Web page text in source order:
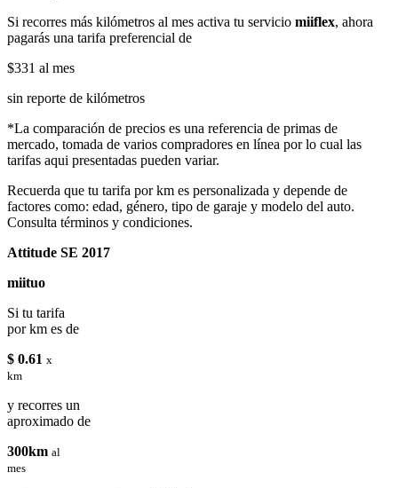
Si recorres más kilómetros al mes activa tu servicio miiflex, ahora
pagarás una tarifa preferencial de
$331 al mes
sin reporte de kilómetros
*La comparación de precios es una referencia de primas de
mercado, tomada de varios compradores en línea por lo cual las
tarifas aqui presentadas pueden variar.
Recuerda que tu tarifa por km es personalizada y depende de
factores como: edad, género, tipo de garaje y modelo del auto.
Consulta términos y condiciones.
Attitude SE 2017
miituo
Si tu tarifa
por km es de
$ 0.61 x
km
y recorres un
aproximado de
300km al
mes